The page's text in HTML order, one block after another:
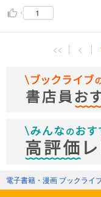
1
<< <
電子書籍・漫画 ブックライ